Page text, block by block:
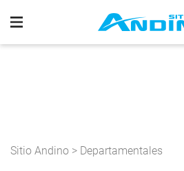
Sitio Andino > Departamentales